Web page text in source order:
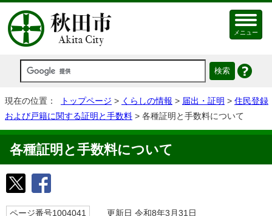
メニュー
現在の位置： トップページ > くらしの情報 > 届出・証明 > 住民登録
および戸籍に関する証明と手数料 > 各種証明と手数料について
各種証明と手数料について
ページ番号1004041 更新日 令和8年3月31日